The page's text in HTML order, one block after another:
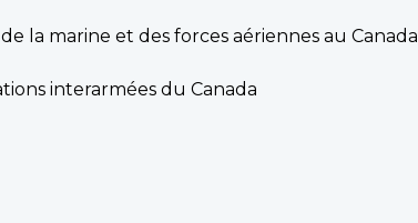
la marine et des forces aériennes au Canada
interarmées du Canada